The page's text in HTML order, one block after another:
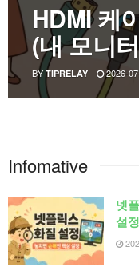
HDMI 케
(내 모니
BY TIPRELAY 2026-
Infomative
넷
설